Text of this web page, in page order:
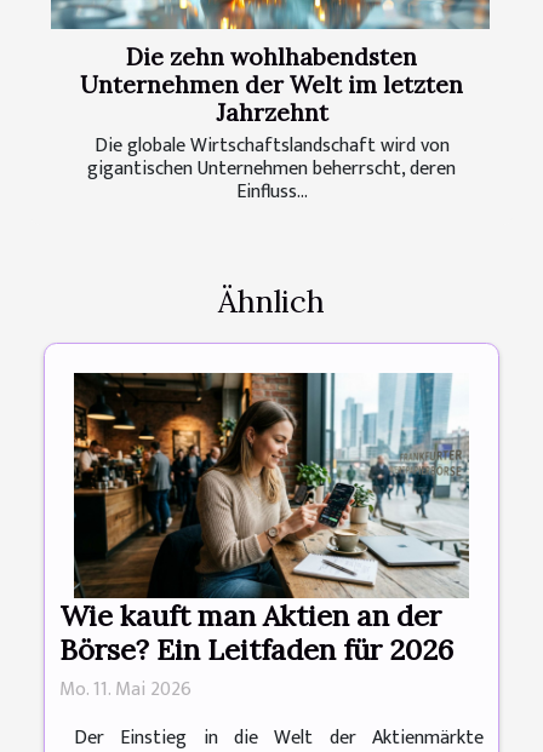
Die zehn wohlhabendsten
Unternehmen der Welt im letzten
Jahrzehnt
Die globale Wirtschaftslandschaft wird von
gigantischen Unternehmen beherrscht, deren
Einfluss...
Ähnlich
Wie kauft man Aktien an der
Börse? Ein Leitfaden für 2026
Mo. 11. Mai 2026
Der Einstieg in die Welt der Aktienmärkte